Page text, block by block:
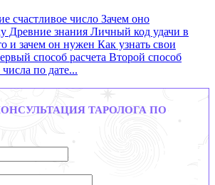
счастливое число Зачем оно
Древние знания Личный код удачи в
и зачем он нужен Как узнать свои
способ расчета Второй способ
по дате...
ТАРОЛОГА ПО